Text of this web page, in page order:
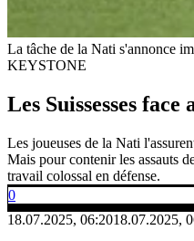
La tâche de la Nati s'annonce
KEYSTONE
Les Suissesses
Les joueuses de la Nati
Mais pour contenir les assauts
travail colossal en défense.
0
18.07.2025, 06:2018.07.2025,